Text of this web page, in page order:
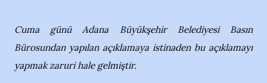
Cuma günü Adana Büyükşehir Belediyesi Basın
Bürosundan yapılan açıklamaya istinaden bu açıklamayı
yapmak zaruri hale gelmiştir.